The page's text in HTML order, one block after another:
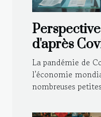
d'après
petites
La pandémie de
l'économie
nombreuses